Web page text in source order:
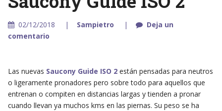
02/12/2018 Sampietro
Deja un
comentario
Las nuevas Saucony Guide ISO 2están pensadas para neutros
o ligeramente pronadores pero sobre todo para aquellos que
entrenan o compiten en distancias largas y tienden a pronar
cuando llevan ya muchos kms en las piernas. Su peso se ha